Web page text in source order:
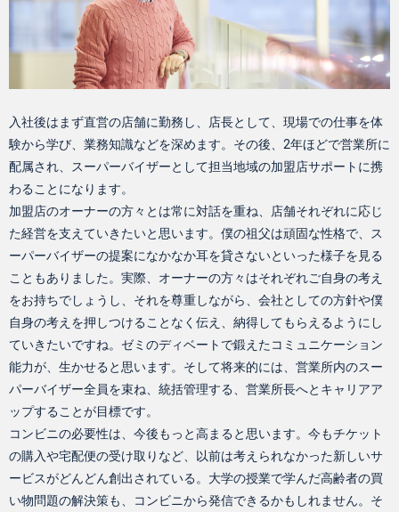
入社後はまず直営の店舗に勤務し、店長として、現場での仕事を体
験から学び、業務知識などを深めます。その後、2年ほどで営業所に
配属され、スーパーバイザーとして担当地域の加盟店サポートに携
わることになります。
加盟店のオーナーの方々とは常に対話を重ね、店舗それぞれに応じ
た経営を支えていきたいと思います。僕の祖父は頑固な性格で、ス
ーパーバイザーの提案になかなか耳を貸さないといった様子を見る
こともありました。実際、オーナーの方々はそれぞれご自身の考え
をお持ちでしょうし、それを尊重しながら、会社としての方針や僕
自身の考えを押しつけることなく伝え、納得してもらえるようにし
ていきたいですね。ゼミのディベートで鍛えたコミュニケーション
能力が、生かせると思います。そして将来的には、営業所内のスー
パーバイザー全員を束ね、統括管理する、営業所長へとキャリアア
ップすることが目標です。
コンビニの必要性は、今後もっと高まると思います。今もチケット
の購入や宅配便の受け取りなど、以前は考えられなかった新しいサ
ービスがどんどん創出されている。大学の授業で学んだ高齢者の買
い物問題の解決策も、コンビニから発信できるかもしれません。そ